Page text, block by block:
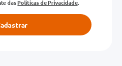
dasPolíticas de Privacidade.